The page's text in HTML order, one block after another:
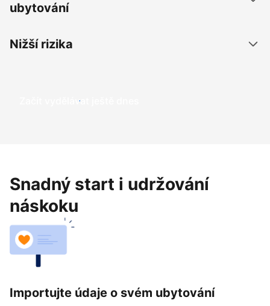
ubytování
Nižší rizika
Začít vydělávat ještě dnes
Snadný start i udržování
náskoku
Importujte údaje o svém ubytování